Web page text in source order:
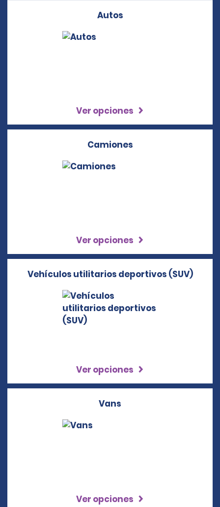
Autos
Ver opciones
Camiones
Ver opciones
Vehículos utilitarios deportivos (SUV)
Ver opciones
Vans
Ver opciones